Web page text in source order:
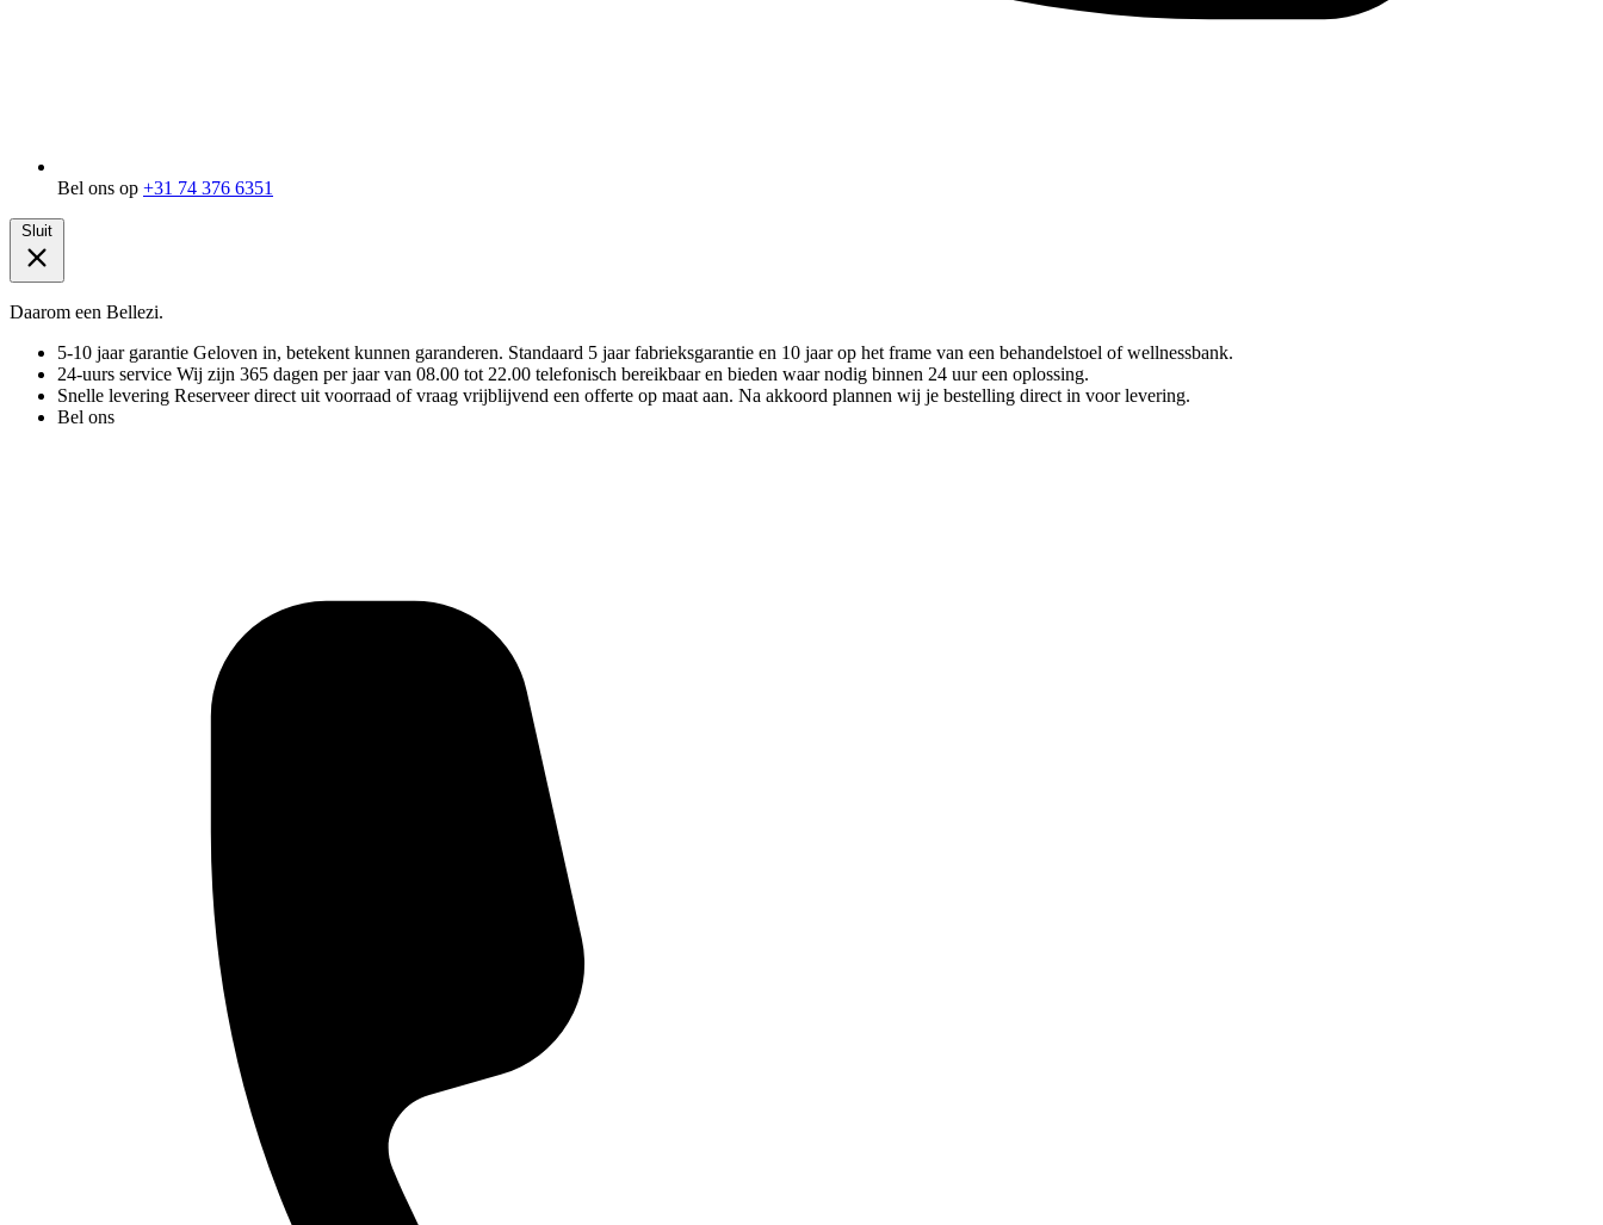
Bel ons op +31 74 376 6351
Sluit
Daarom een Bellezi.
5-10 jaar garantie Geloven in, betekent kunnen garanderen. Standaard 5 jaar fabrieksgarantie en 10 jaar op het frame van een behandelstoel of wellnessbank.
24-uurs service Wij zijn 365 dagen per jaar van 08.00 tot 22.00 telefonisch bereikbaar en bieden waar nodig binnen 24 uur een oplossing.
Snelle levering Reserveer direct uit voorraad of vraag vrijblijvend een offerte op maat aan. Na akkoord plannen wij je bestelling direct in voor levering.
Bel ons